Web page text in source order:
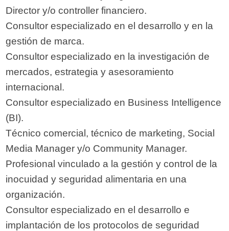
Director y/o controller financiero.
Consultor especializado en el desarrollo y en la
gestión de marca.
Consultor especializado en la investigación de
mercados, estrategia y asesoramiento
internacional.
Consultor especializado en Business Intelligence
(BI).
Técnico comercial, técnico de marketing, Social
Media Manager y/o Community Manager.
Profesional vinculado a la gestión y control de la
inocuidad y seguridad alimentaria en una
organización.
Consultor especializado en el desarrollo e
implantación de los protocolos de seguridad